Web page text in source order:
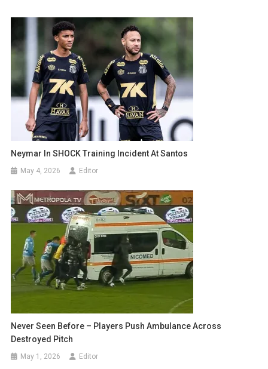
Neymar In SHOCK Training Incident At Santos
May 4, 2026 Editor
Never Seen Before – Players Push Ambulance Across
Destroyed Pitch
May 1, 2026 Editor